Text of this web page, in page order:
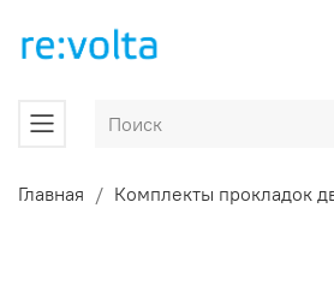
Главная Комплекты прокладок